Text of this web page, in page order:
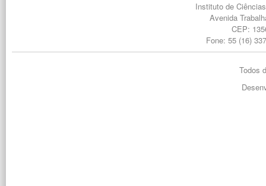
Instituto de
Avenida
CEP:
Fone: 55 (16)
Todos